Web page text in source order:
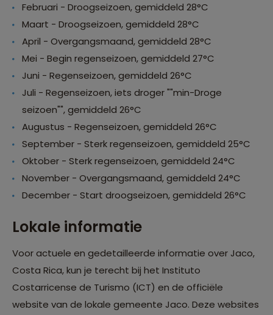
Februari - Droogseizoen, gemiddeld 28°C
Maart - Droogseizoen, gemiddeld 28°C
April - Overgangsmaand, gemiddeld 28°C
Mei - Begin regenseizoen, gemiddeld 27°C
Juni - Regenseizoen, gemiddeld 26°C
Juli - Regenseizoen, iets droger ""min-Droge
seizoen"", gemiddeld 26°C
Augustus - Regenseizoen, gemiddeld 26°C
September - Sterk regenseizoen, gemiddeld 25°C
Oktober - Sterk regenseizoen, gemiddeld 24°C
November - Overgangsmaand, gemiddeld 24°C
December - Start droogseizoen, gemiddeld 26°C
Lokale informatie
Voor actuele en gedetailleerde informatie over Jaco,
Costa Rica, kun je terecht bij het Instituto
Costarricense de Turismo (ICT) en de officiële
website van de lokale gemeente Jaco. Deze websites